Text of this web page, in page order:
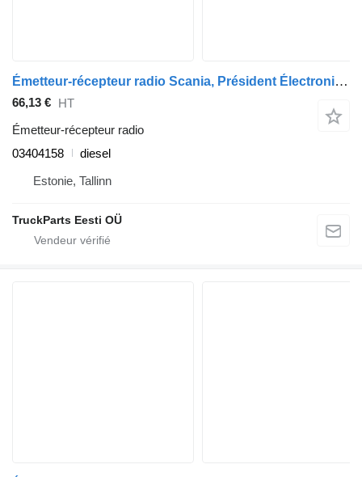
Émetteur-récepteur radio Scania, Président Électronique Série 4 124 (01.95-12.04) 03404158 pour tracteur routier Scania 4-series (1995-2006)
66,13 € HT
Émetteur-récepteur radio
03404158
diesel
Estonie, Tallinn
TruckParts Eesti OÜ